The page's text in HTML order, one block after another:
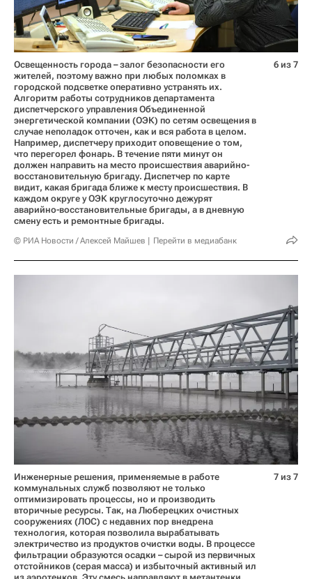
Освещенность города – залог безопасности его
жителей, поэтому важно при любых поломках в
городской подсветке оперативно устранять их.
Алгоритм работы сотрудников департамента
диспетчерского управления Объединенной
энергетической компании (ОЭК) по сетям освещения в
случае неполадок отточен, как и вся работа в целом.
Например, диспетчеру приходит оповещение о том,
что перегорел фонарь. В течение пяти минут он
должен направить на место происшествия аварийно-
восстановительную бригаду. Диспетчер по карте
видит, какая бригада ближе к месту происшествия. В
каждом округе у ОЭК круглосуточно дежурят
аварийно-восстановительные бригады, а в дневную
смену есть и ремонтные бригады.
© РИА Новости / Алексей Майшев Перейти в медиабанк
6 из 7
Инженерные решения, применяемые в работе
коммунальных служб позволяют не только
оптимизировать процессы, но и производить
вторичные ресурсы. Так, на Люберецких очистных
сооружениях (ЛОС) с недавних пор внедрена
технология, которая позволила вырабатывать
электричество из продуктов очистки воды. В процессе
фильтрации образуются осадки – сырой из первичных
отстойников (серая масса) и избыточный активный ил
7 из 7